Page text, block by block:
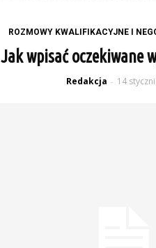
ROZMOWY KWALIFIKACYJNE I
Jak wpisać oczekiwane
Redakcja - 14